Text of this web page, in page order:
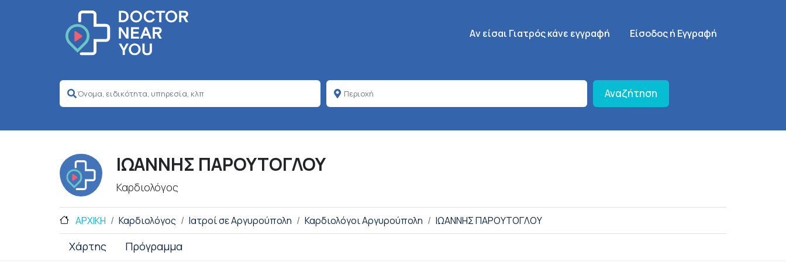
Κεντρική πλοήγηση
Aν είσαι Γιατρός κάνε εγγραφή SignUp Menu
Είσοδος ή Εγγραφή
Αναζήτηση
ΙΩΑΝΝΗΣ ΠΑΡΟΥΤΟΓΛΟΥ
Καρδιολόγος
ΑΡΧΙΚΗ Καρδιολόγος Ιατροί σε Αργυρούπολη Καρδιολόγοι Αργυρούπολη ΙΩΑΝΝΗΣ ΠΑΡΟΥΤΟΓΛΟΥ
Χάρτης Πρόγραμμα